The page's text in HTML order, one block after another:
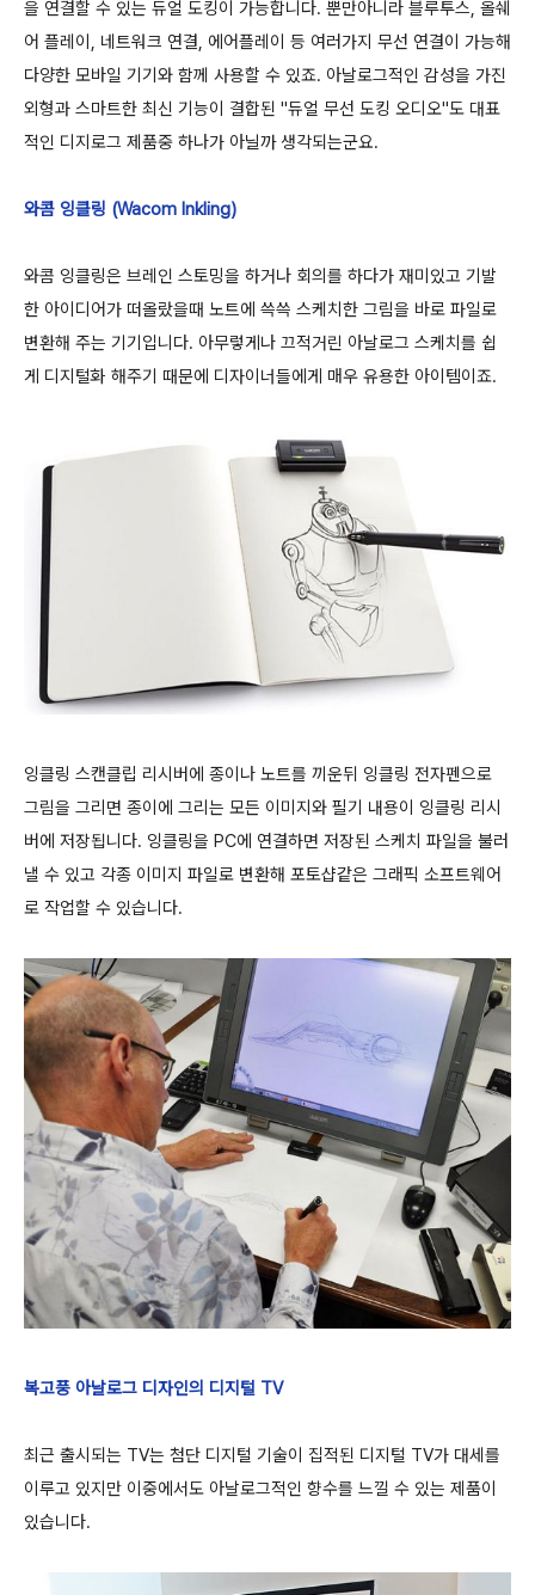
을 연결할 수 있는 듀얼 도킹이 가능합니다. 뿐만아니라 블루투스, 올쉐
어 플레이, 네트워크 연결, 에어플레이 등 여러가지 무선 연결이 가능해
다양한 모바일 기기와 함께 사용할 수 있죠. 아날로그적인 감성을 가진
외형과 스마트한 최신 기능이 결합된 "듀얼 무선 도킹 오디오"도 대표
적인 디지로그 제품중 하나가 아닐까 생각되는군요.
와콤 잉클링 (Wacom Inkling)
와콤 잉클링은 브레인 스토밍을 하거나 회의를 하다가 재미있고 기발
한 아이디어가 떠올랐을때 노트에 쓱쓱 스케치한 그림을 바로 파일로
변환해 주는 기기입니다. 아무렇게나 끄적거린 아날로그 스케치를 쉽
게 디지털화 해주기 때문에 디자이너들에게 매우 유용한 아이템이죠.
잉클링 스캔클립 리시버에 종이나 노트를 끼운뒤 잉클링 전자펜으로
그림을 그리면 종이에 그리는 모든 이미지와 필기 내용이 잉클링 리시
버에 저장됩니다. 잉클링을 PC에 연결하면 저장된 스케치 파일을 불러
낼 수 있고 각종 이미지 파일로 변환해 포토샵같은 그래픽 소프트웨어
로 작업할 수 있습니다.
복고풍 아날로그 디자인의 디지털 TV
최근 출시되는 TV는 첨단 디지털 기술이 집적된 디지털 TV가 대세를
이루고 있지만 이중에서도 아날로그적인 향수를 느낄 수 있는 제품이
있습니다.